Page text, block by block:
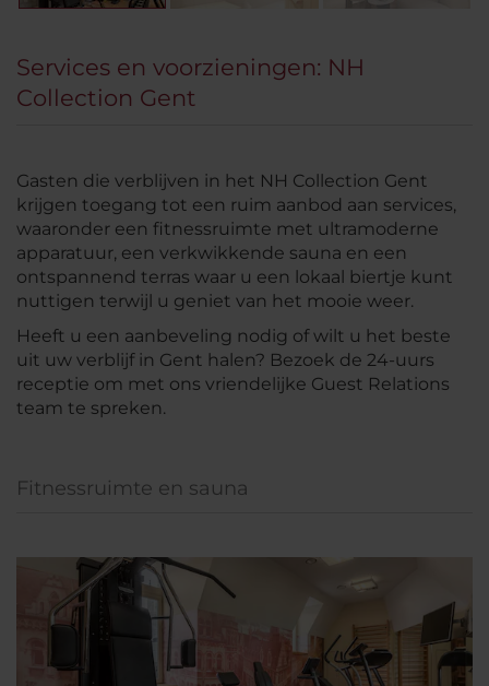
Services en voorzieningen: NH
Collection Gent
Gasten die verblijven in het NH Collection Gent
krijgen toegang tot een ruim aanbod aan services,
waaronder een fitnessruimte met ultramoderne
apparatuur, een verkwikkende sauna en een
ontspannend terras waar u een lokaal biertje kunt
nuttigen terwijl u geniet van het mooie weer.
Heeft u een aanbeveling nodig of wilt u het beste
uit uw verblijf in Gent halen? Bezoek de 24-uurs
receptie om met ons vriendelijke Guest Relations
team te spreken.
Fitnessruimte en sauna